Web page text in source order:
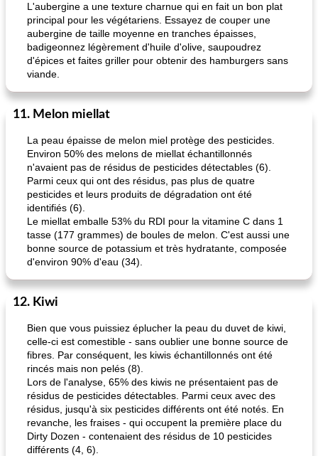
L'aubergine a une texture charnue qui en fait un bon plat
principal pour les végétariens. Essayez de couper une
aubergine de taille moyenne en tranches épaisses,
badigeonnez légèrement d'huile d'olive, saupoudrez
d'épices et faites griller pour obtenir des hamburgers sans
viande.
11. Melon miellat
La peau épaisse de melon miel protège des pesticides.
Environ 50% des melons de miellat échantillonnés
n'avaient pas de résidus de pesticides détectables (6).
Parmi ceux qui ont des résidus, pas plus de quatre
pesticides et leurs produits de dégradation ont été
identifiés (6).
Le miellat emballe 53% du RDI pour la vitamine C dans 1
tasse (177 grammes) de boules de melon. C'est aussi une
bonne source de potassium et très hydratante, composée
d'environ 90% d'eau (34).
12. Kiwi
Bien que vous puissiez éplucher la peau du duvet de kiwi,
celle-ci est comestible - sans oublier une bonne source de
fibres. Par conséquent, les kiwis échantillonnés ont été
rincés mais non pelés (8).
Lors de l'analyse, 65% des kiwis ne présentaient pas de
résidus de pesticides détectables. Parmi ceux avec des
résidus, jusqu'à six pesticides différents ont été notés. En
revanche, les fraises - qui occupent la première place du
Dirty Dozen - contenaient des résidus de 10 pesticides
différents (4, 6).